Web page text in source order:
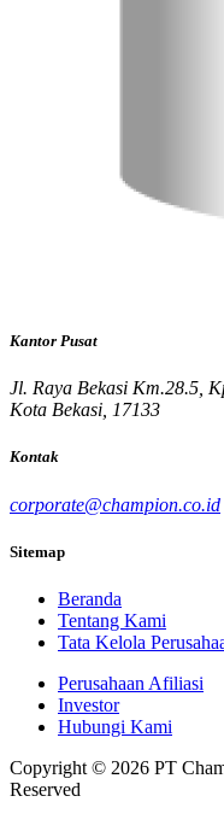
Kantor Pusat
Jl. Raya Bekasi Km.28.5,
Kota Bekasi, 17133
Kontak
corporate@champion.co.id
Sitemap
Beranda
Tentang Kami
Tata Kelola
Perusahaan Afiliasi
Investor
Hubungi Kami
Copyright © 2026 PT
Reserved